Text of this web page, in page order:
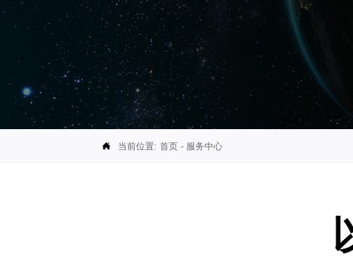
 当前位置: 首页- 服务中心